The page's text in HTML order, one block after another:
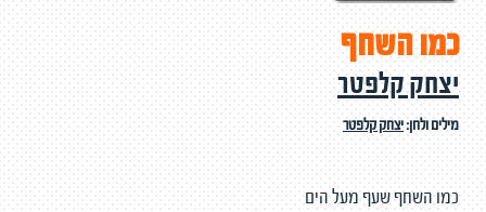
כמו השחף
יצחק קלפטר
מילים ולחן:יצחק קלפטר
כמו השחף שעף מעל הים